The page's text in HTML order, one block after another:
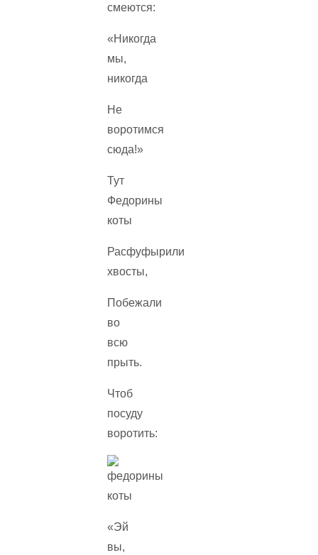
смеются:
«Никогда
мы,
никогда
Не
воротимся
сюда!»
Тут
Федорины
коты
Расфуфырили
хвосты,
Побежали
во
всю
прыть.
Чтоб
посуду
воротить:
«Эй
вы,